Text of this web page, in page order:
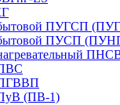
ПУГСП
ПУСП
(ПВ-1)